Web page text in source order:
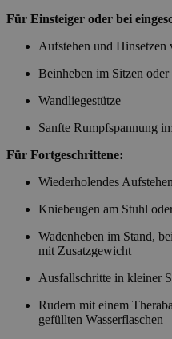
Für Einsteiger oder bei
Aufstehen und
Beinheben im Sitzen oder
Wandliegestütze
Sanfte Rumpfspannung
Für Fortgeschrittene:
Wiederholendes
Kniebeugen am Stuhl
Wadenheben im Stand,
mit Zusatzgewicht
Ausfallschritte in kleiner
Rudern mit einem
gefüllten Wasserflaschen